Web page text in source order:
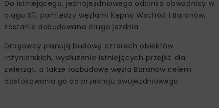
Do istniejącego, jednojezdniowego odcinka obwodnicy w
ciągu S11, pomiędzy węzłami Kępno Wschód i Baranów,
zostanie dobudowana druga jezdnia.
Drogowcy planują budowę czterech obiektów
inżynierskich, wydłużenie istniejących przejść dla
zwierząt, a także rozbudowę węzła Baranów celem
dostosowania go do przekroju dwujezdniowego.